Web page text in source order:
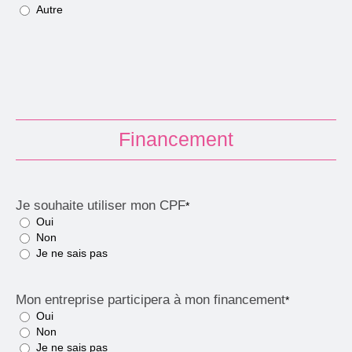
Autre
Financement
Je souhaite utiliser mon CPF*
Oui
Non
Je ne sais pas
Mon entreprise participera à mon financement*
Oui
Non
Je ne sais pas